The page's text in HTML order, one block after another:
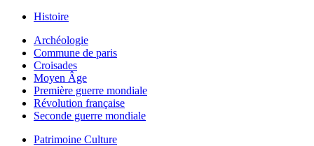
Histoire
Archéologie
Commune de paris
Croisades
Moyen Âge
Première guerre mondiale
Révolution française
Seconde guerre mondiale
Patrimoine Culture